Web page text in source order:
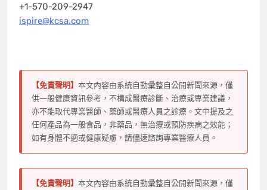
+1-570-209-2947
ispire@kcsa.com
【免責聲明】 本文內容由系統自動彙整自公開新聞來源，僅
供一般健康資訊參考，不構成醫療診斷、治療或專業建議，
亦不能取代專業醫師、藥師或醫療人員之診療。文中提及之
任何產品為一般食品，非藥品，無治療或預防疾病之效能；
如有身體不適或健康疑慮，請儘速諮詢專業醫療人員。
【免責聲明】 本文內容由系統自動彙整自公開新聞來源，僅